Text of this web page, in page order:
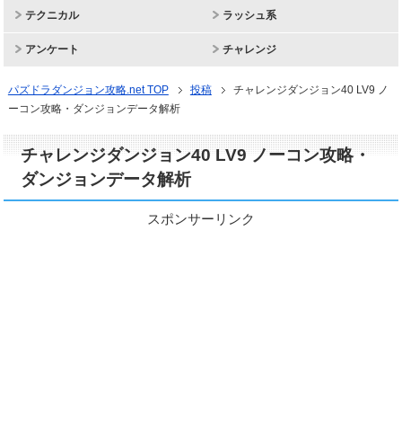
テクニカル ラッシュ系
アンケート チャレンジ
パズドラダンジョン攻略.net TOP 投稿
チャレンジダンジョン40 LV9 ノ
ーコン攻略・ダンジョンデータ解析
チャレンジダンジョン40 LV9 ノーコン攻略・
ダンジョンデータ解析
スポンサーリンク